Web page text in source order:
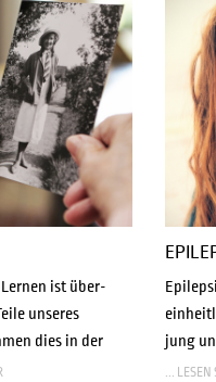
ist über-
unseres
dies in der
jung
... LESEN